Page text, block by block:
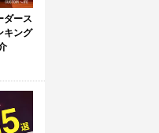
ダース
キング